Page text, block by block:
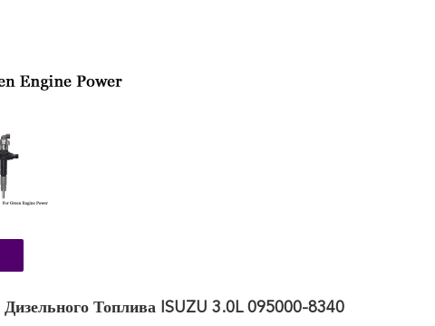
Топлива ISUZU 3.0L 095000-8340